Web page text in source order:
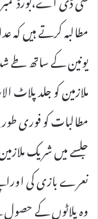
مطالبہ کرتے ہیں کہ
یونین کے ساتھ
ملازمین کو جلد پلاٹ
مطالبات کو فوری
جلسے میں شریک
نعرے بازی کی
وہ پلاٹوں کے حصول